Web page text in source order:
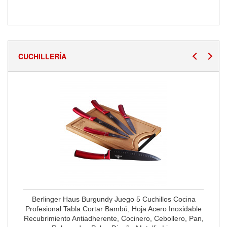
CUCHILLERÍA
Berlinger Haus Burgundy Juego 5 Cuchillos Cocina
Profesional Tabla Cortar Bambú, Hoja Acero Inoxidable
Recubrimiento Antiadherente, Cocinero, Cebollero, Pan,